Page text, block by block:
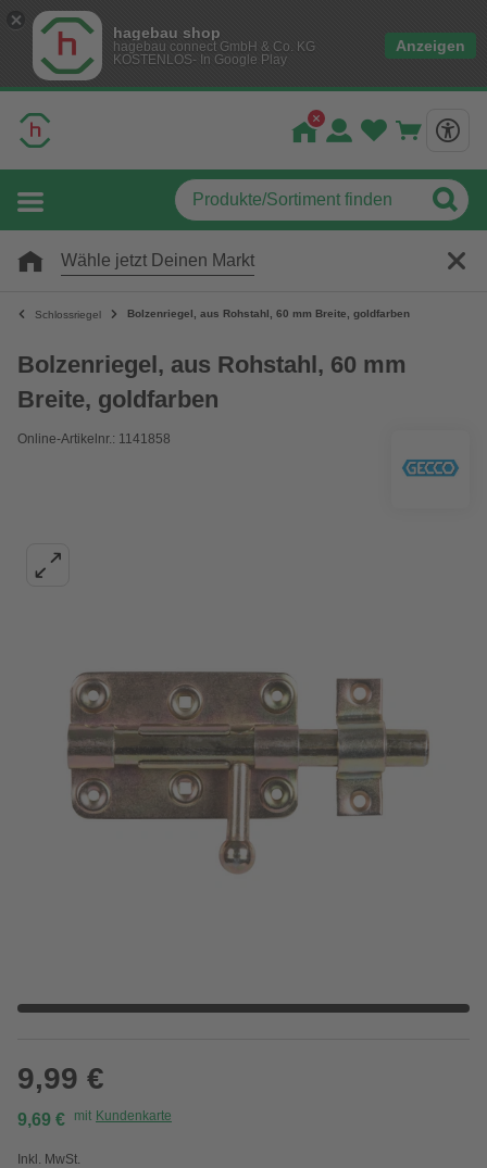
hagebau shop
hagebau connect GmbH & Co. KG
KOSTENLOS- In Google Play
Anzeigen
Wähle jetzt Deinen Markt
Schlossriegel Bolzenriegel, aus Rohstahl, 60 mm Breite, goldfarben
Bolzenriegel, aus Rohstahl, 60 mm
Breite, goldfarben
Online-Artikelnr.: 1141858
9,99 €
9,69 € mit Kundenkarte
Inkl. MwSt.